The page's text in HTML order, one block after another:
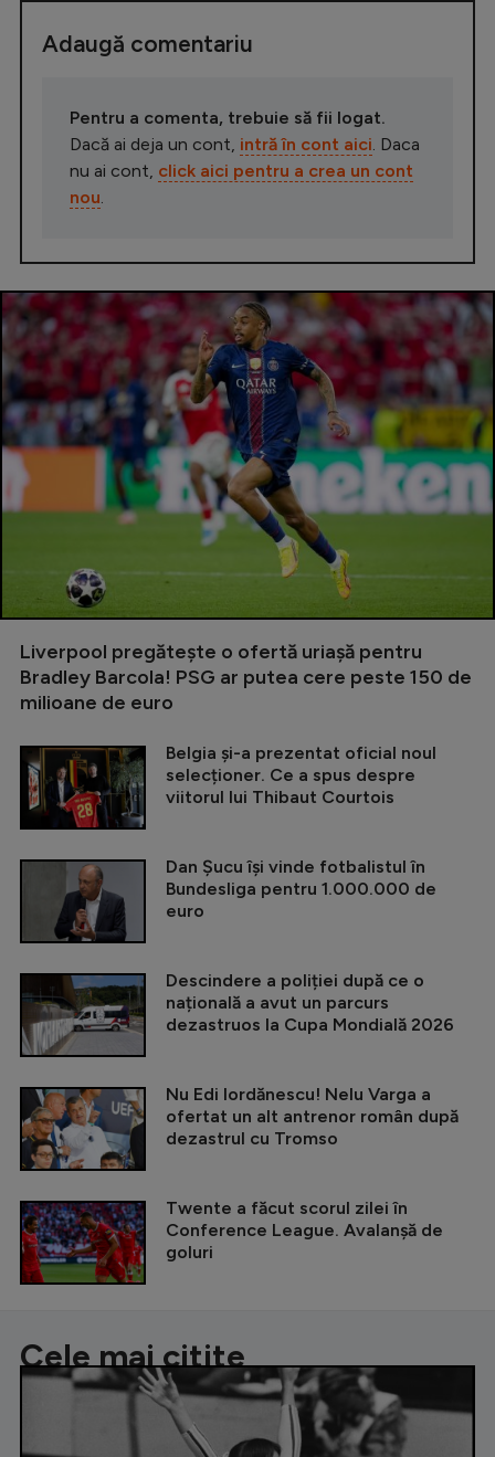
Adaugă comentariu
Pentru a comenta, trebuie să fii logat.
Dacă ai deja un cont, intră în cont aici . Daca
nu ai cont, click aici pentru a crea un cont
nou
Liverpool pregătește o ofertă uriașă pentru
Bradley Barcola! PSG ar putea cere peste 150 de
milioane de euro
Belgia și-a prezentat oficial noul
selecționer. Ce a spus despre
viitorul lui Thibaut Courtois
Dan Șucu își vinde fotbalistul în
Bundesliga pentru 1.000.000 de
euro
Descindere a poliției după ce o
națională a avut un parcurs
dezastruos la Cupa Mondială 2026
Nu Edi Iordănescu! Nelu Varga a
ofertat un alt antrenor român după
dezastrul cu Tromso
Twente a făcut scorul zilei în
Conference League. Avalanșă de
goluri
Cele mai citite